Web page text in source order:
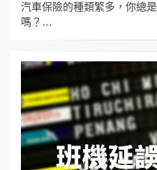
汽車保險的種類繁多，你總
嗎？…